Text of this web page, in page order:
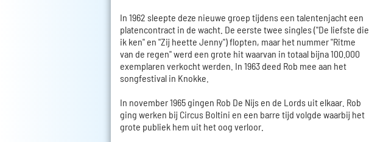
In 1962 sleepte deze nieuwe groep tijdens een talentenjacht een
platencontract in de wacht. De eerste twee singles ("De liefste die
ik ken" en "Zij heette Jenny") flopten, maar het nummer "Ritme
van de regen" werd een grote hit waarvan in totaal bijna 100.000
exemplaren verkocht werden. In 1963 deed Rob mee aan het
songfestival in Knokke.
In november 1965 gingen Rob De Nijs en de Lords uit elkaar. Rob
ging werken bij Circus Boltini en een barre tijd volgde waarbij het
grote publiek hem uit het oog verloor.